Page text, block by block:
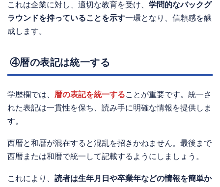
これは企業に対し、適切な教育を受け、 学問的なバックグ
ラウンドを持っていることを示す一環となり、信頼感を醸
成します。
④暦の表記は統一する
学歴欄では、 暦の表記を統一することが重要です。統一さ
れた表記は一貫性を保ち、読み手に明確な情報を提供しま
す。
西暦と和暦が混在すると混乱を招きかねません。最後まで
西暦または和暦で統一して記載するようにしましょう。
これにより、 読者は生年月日や卒業年などの情報を簡単か